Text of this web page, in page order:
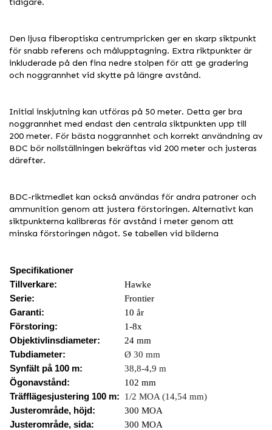
Den ljusa fiberoptiska centrumpricken ger en skarp siktpunkt
för snabb referens och målupptagning. Extra riktpunkter är
inkluderade på den fina nedre stolpen för att ge gradering
och noggrannhet vid skytte på längre avstånd.
Initial inskjutning kan utföras på 50 meter. Detta ger bra
noggrannhet med endast den centrala siktpunkten upp till
200 meter. För bästa noggrannhet och korrekt användning av
BDC bör nollställningen bekräftas vid 200 meter och justeras
därefter.
BDC-riktmedlet kan också användas för andra patroner och
ammunition genom att justera förstoringen. Alternativt kan
siktpunkterna kalibreras för avstånd i meter genom att
minska förstoringen något. Se tabellen vid bilderna
Specifikationer
Tillverkare:
Hawke
Serie:
Frontier
Garanti:
10 år
Förstoring:
1-8x
Objektivlinsdiameter:
24 mm
Tubdiameter:
Ø 30 mm
Synfält på 100 m:
38,8-4,9 m
Ögonavstånd:
102 mm
Träfflägesjustering 100 m:
1/2 MOA (14,54 mm)
Justerområde, höjd:
300 MOA
Justerområde, sida:
300 MOA